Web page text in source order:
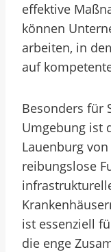
effektive
können
arbeiten, in
auf
Besonders für
Umgebung ist
Lauenburg
reibungslose
ist essenziell
die enge